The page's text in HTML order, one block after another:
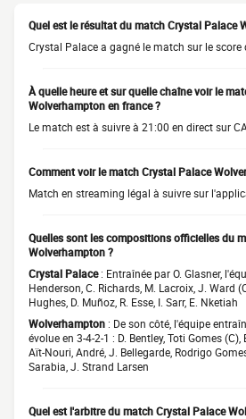
Quel est le résultat du match Crystal Palace
Crystal Palace a gagné le match sur le score
À quelle heure et sur quelle chaîne voir le
Wolverhampton en france ?
Le match est à suivre à 21:00 en direct sur
Comment voir le match Crystal Palace
Match en streaming légal à suivre sur
Quelles sont les compositions officielles du
Wolverhampton ?
Crystal Palace: Entraînée par O. Glasner,
Henderson, C. Richards, M. Lacroix, J. Ward
Hughes, D. Muñoz, R. Esse, I. Sarr, E. Nketiah
Wolverhampton : De son côté, l'équipe
évolue en 3-4-2-1 : D. Bentley, Toti Gomes (C),
Aït-Nouri, André, J. Bellegarde, Rodrigo
Sarabia, J. Strand Larsen
Quel est l'arbitre du match Crystal Palace